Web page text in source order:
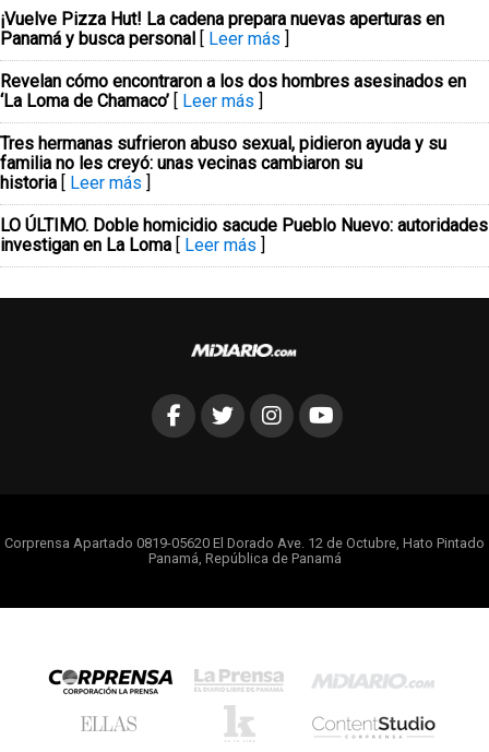
¡Vuelve Pizza Hut! La cadena prepara nuevas aperturas en
Panamá y busca personal [ Leer más ]
Revelan cómo encontraron a los dos hombres asesinados en
‘La Loma de Chamaco’ [ Leer más ]
Tres hermanas sufrieron abuso sexual, pidieron ayuda y su
familia no les creyó: unas vecinas cambiaron su
historia [ Leer más ]
LO ÚLTIMO. Doble homicidio sacude Pueblo Nuevo: autoridades
investigan en La Loma [ Leer más ]
Corprensa Apartado 0819-05620 El Dorado Ave. 12 de Octubre, Hato Pintado
Panamá, República de Panamá